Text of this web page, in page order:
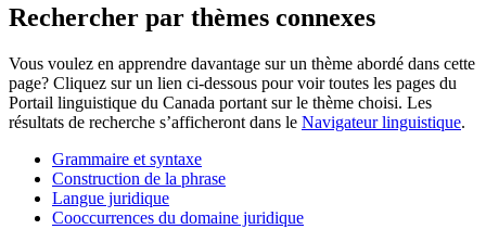
Rechercher par thèmes connexes
Vous voulez en apprendre davantage sur un thème abordé dans cette
page? Cliquez sur un lien ci-dessous pour voir toutes les pages du
Portail linguistique du Canada portant sur le thème choisi. Les
résultats de recherche s’afficheront dans le Navigateur linguistique.
Grammaire et syntaxe
Construction de la phrase
Langue juridique
Cooccurrences du domaine juridique